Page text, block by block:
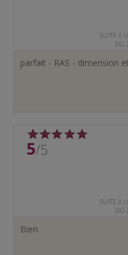
SUITE À
DU
parfait - RAS - dimension
5/5
SUITE À
DU
Bien